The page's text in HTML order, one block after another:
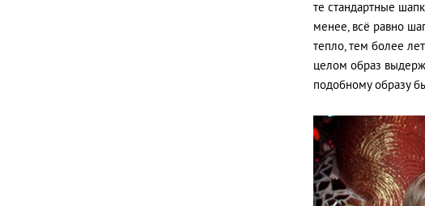
те стандартные
менее, всё равно
тепло, тем более
целом образ
подобному образу